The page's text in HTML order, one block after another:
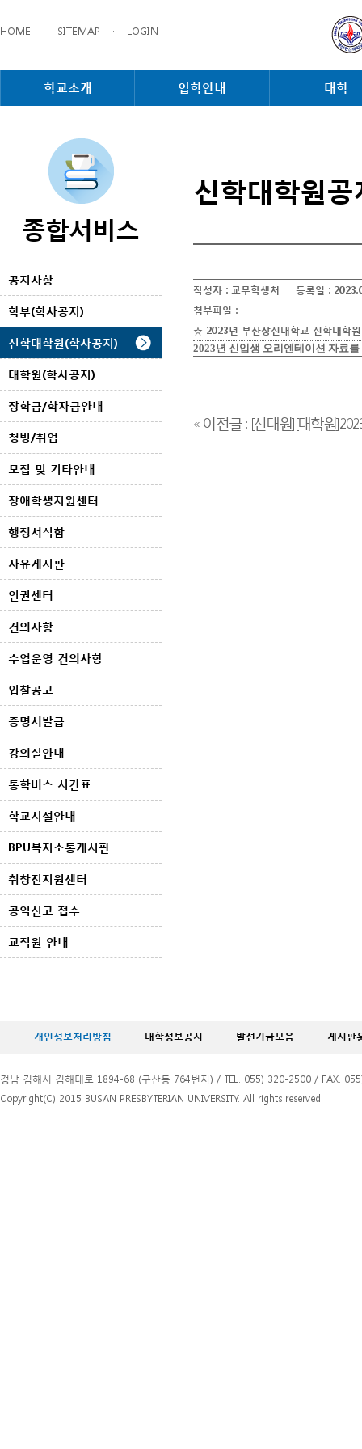
HOME · SITEMAP · LOGIN
학교소개 입학안내 대학
종합서비스
공지사항
학부(학사공지)
신학대학원(학사공지)
대학원(학사공지)
장학금/학자금안내
청빙/취업
모집 및 기타안내
장애학생지원센터
행정서식함
자유게시판
인권센터
건의사항
수업운영 건의사항
입찰공고
증명서발급
강의실안내
통학버스 시간표
학교시설안내
BPU복지소통게시판
취창진지원센터
공익신고 접수
교직원 안내
신학대학원
작성자 : 교무학생처 등록일 :
첨부파일 :
☆ 2023년 부산장신대학교 신학대학
2023년 신입생 오리엔테이션 자료
« 이전글 : [신대원][대학원
개인정보처리방침 · 대학정보공시 · 발전기금모음 · 게시판
경남 김해시 김해대로 1894-68 (구산동 764번지) / TEL. 055) 320-2500 / FAX.
Copyright(C) 2015 BUSAN PRESBYTERIAN UNIVERSITY. All rights reserved.